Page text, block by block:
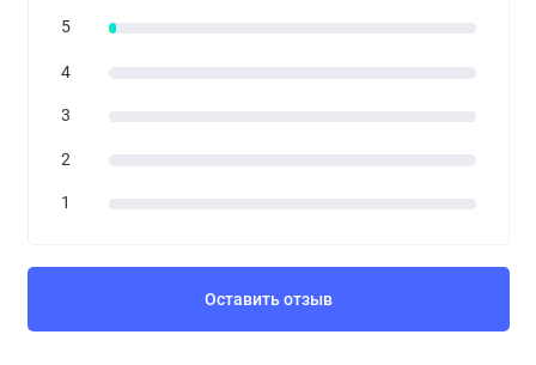
5
4
3
2
1
Оставить отзыв